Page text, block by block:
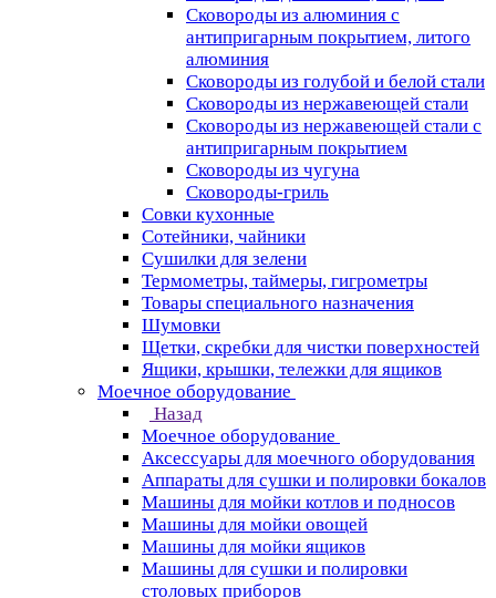
Сковороды из алюминия с
антипригарным покрытием, литого
алюминия
Сковороды из голубой и белой стали
Сковороды из нержавеющей стали
Сковороды из нержавеющей стали с
антипригарным покрытием
Сковороды из чугуна
Сковороды-гриль
Совки кухонные
Сотейники, чайники
Сушилки для зелени
Термометры, таймеры, гигрометры
Товары специального назначения
Шумовки
Щетки, скребки для чистки поверхностей
Ящики, крышки, тележки для ящиков
Моечное оборудование
Назад
Моечное оборудование
Аксессуары для моечного оборудования
Аппараты для сушки и полировки бокалов
Машины для мойки котлов и подносов
Машины для мойки овощей
Машины для мойки ящиков
Машины для сушки и полировки
столовых приборов